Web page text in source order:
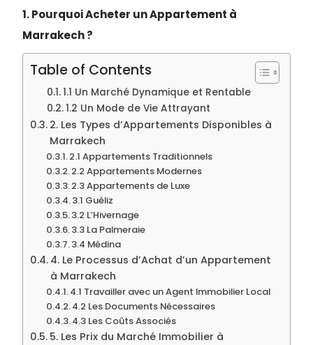
1. Pourquoi Acheter un Appartement à
Marrakech ?
Table of Contents
1.1 Un Marché Dynamique et Rentable
1.2 Un Mode de Vie Attrayant
2. Les Types d’Appartements Disponibles à
Marrakech
2.1 Appartements Traditionnels
2.2 Appartements Modernes
2.3 Appartements de Luxe
3.1 Guéliz
3.2 L’Hivernage
3.3 La Palmeraie
3.4 Médina
4. Le Processus d’Achat d’un Appartement
à Marrakech
4.1 Travailler avec un Agent Immobilier Local
4.2 Les Documents Nécessaires
4.3 Les Coûts Associés
5. Les Prix du Marché Immobilier à